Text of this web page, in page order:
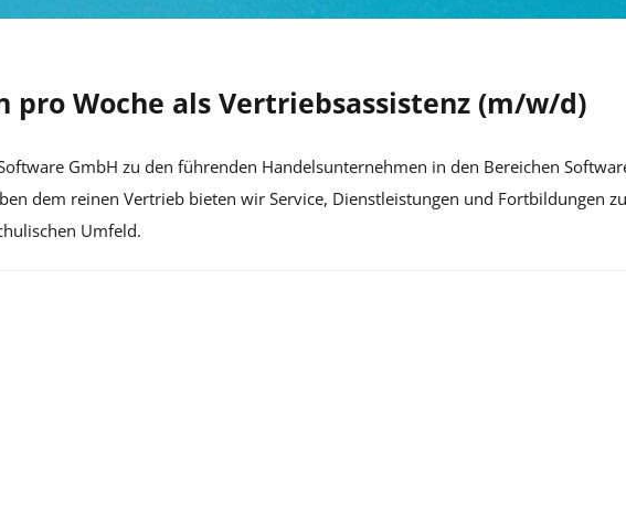
Woche als Vertriebsassistenz (m/w/d)
GmbH zu den führenden Handelsunternehmen in den Bereichen
dem reinen Vertrieb bieten wir Service, Dienstleistungen und Fortbildungen
Umfeld.